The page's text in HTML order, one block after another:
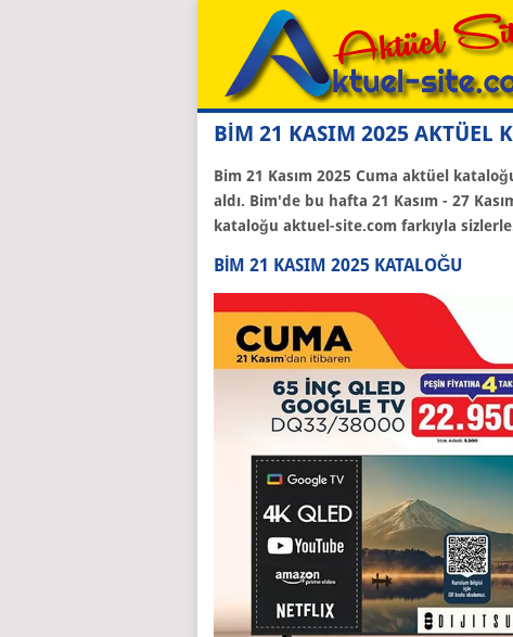
BİM 21 KASIM 2025 AKTÜEL
Bim 21 Kasım 2025 Cuma aktüel
aldı. Bim'de bu hafta 21 Kasım - 27
kataloğu aktuel-site.com farkıyla
BIM 21 KASIM 2025 KATALOĞU